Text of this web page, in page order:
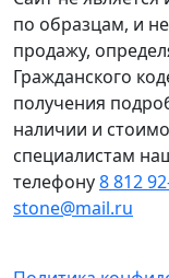
по образцам, и
продажу,
Гражданского
получения
наличии и
специалистам
телефону8 812
stone@mail.ru